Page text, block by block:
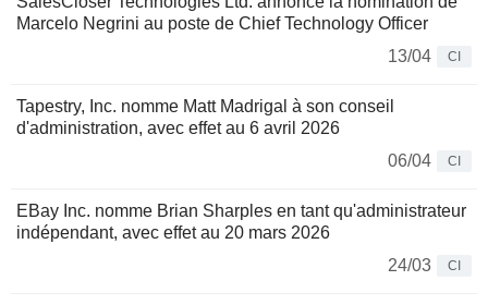
Marcelo Negrini au poste de Chief Technology Officer
13/04
CI
Tapestry, Inc. nomme Matt Madrigal à son conseil
d'administration, avec effet au 6 avril 2026
06/04
CI
EBay Inc. nomme Brian Sharples en tant qu'administrateur
indépendant, avec effet au 20 mars 2026
24/03
CI